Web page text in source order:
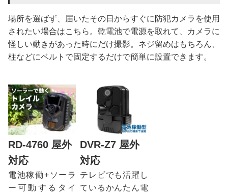
場所を選ばず、届いたその日からすぐに防犯カメラを使用
されたい場合はこちら。乾電池で電源を取れて、カメラに
怪しい動きがあった時にだけ撮影。ネジ留めはもちろん、
柱などにベルトで固定するだけで簡単に設置できます。
RD-4760 屋外
対応
電池稼働+ソーラ
ー可動するタイ
DVR-Z7 屋外
対応
テレビでも活躍し
ているかんたん電